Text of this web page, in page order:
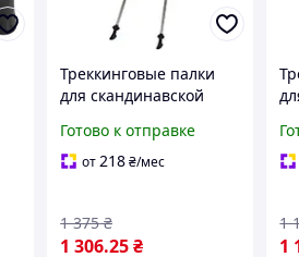
Треккинговые палки
для скандинавской
TRR-004
Готово к отправке
от218₴/мес
1 306.25₴
1 375 ₴
1
1